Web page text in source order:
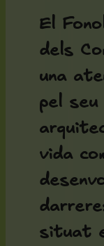
El
dels
una
pel
vida
situat